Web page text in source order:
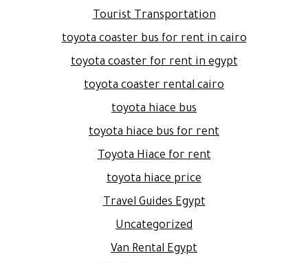
Tourist Transportation
toyota coaster bus for rent in cairo
toyota coaster for rent in egypt
toyota coaster rental cairo
toyota hiace bus
toyota hiace bus for rent
Toyota Hiace for rent
toyota hiace price
Travel Guides Egypt
Uncategorized
Van Rental Egypt